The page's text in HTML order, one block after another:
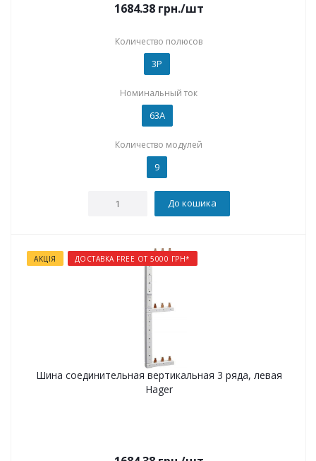
1684.38грн./шт
Количество полюсов
3P
Номинальный ток
63А
Количество модулей
9
До кошика
АКЦІЯ ДОСТАВКА FREE ОТ 5000 ГРН*
Шина соединительная вертикальная 3 ряда, левая
Hager